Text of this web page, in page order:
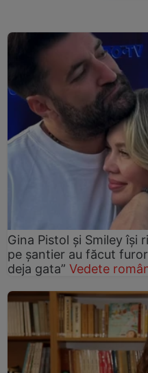
Gina Pistol și Smiley își
pe șantier au făcut
deja gata” Vedete